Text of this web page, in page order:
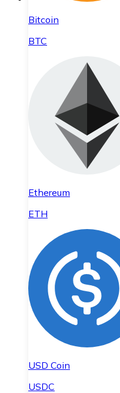
Bitcoin
BTC
Ethereum
ETH
USD Coin
USDC